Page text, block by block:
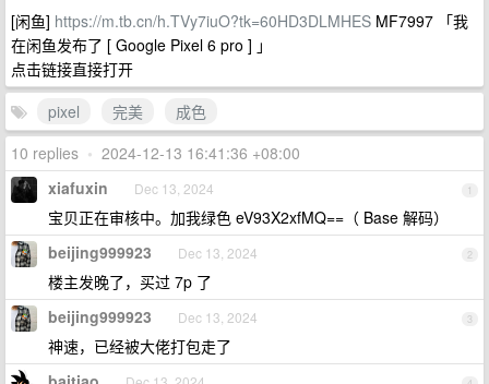
[闲鱼] https://m.tb.cn/h.TVy7iuO?tk=60HD3DLMHES MF7997 「我
在闲鱼发布了 [ Google Pixel 6 pro ] 」
点击链接直接打开
pixel
完美
成色
10 replies • 2024-12-13 16:41:36 +08:00
1
xiafuxin Dec 13, 2024
宝贝正在审核中。加我绿色 eV93X2xfMQ==（ Base 解码）
2
beijing999923 Dec 13, 2024
楼主发晚了，买过 7p 了
3
beijing999923 Dec 13, 2024
神速，已经被大佬打包走了